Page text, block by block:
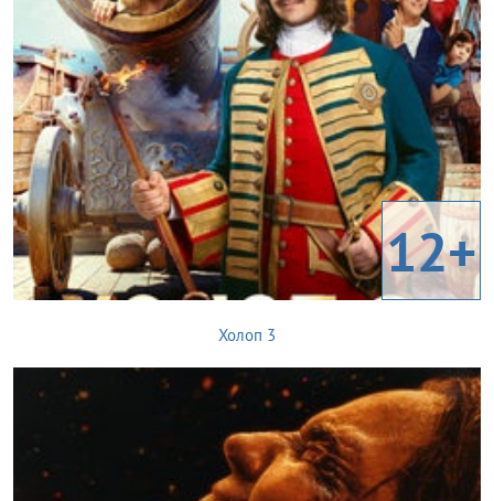
12+
Холоп 3